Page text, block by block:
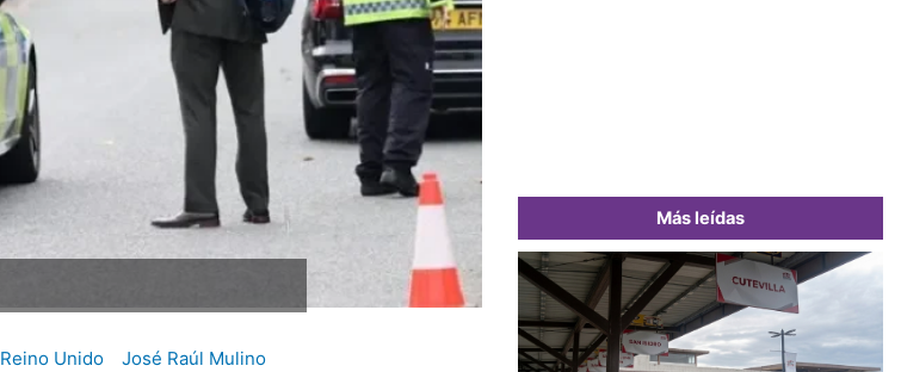
Reino Unido José Raúl Mulino
Más leídas